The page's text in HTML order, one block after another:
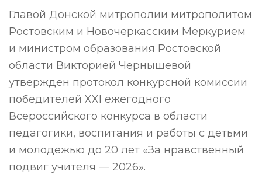
Главой Донской митрополии митрополитом
Ростовским и Новочеркасским Меркурием
и министром образования Ростовской
области Викторией Чернышевой
утвержден протокол конкурсной комиссии
победителей XXI ежегодного
Всероссийского конкурса в области
педагогики, воспитания и работы с детьми
и молодежью до 20 лет «За нравственный
подвиг учителя — 2026».